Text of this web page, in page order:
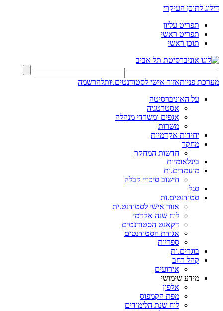
דילוג לתוכן העיקרי
תפריט עליון
תפריט ראשי
תוכן ראשי
מערכת פניותאזור אישי לסטודנטים.יותלהרשמה
על האוניברסיטה
אסטרטגיה
אגפים ומשרדי מנהלה
משרות
יחידות אקדמיות
מחקר
חדשות המחקר
בינלאומיות
מועמדים.ות
חישוב סיכויי קבלה
סגל
סטודנטים.ות
אזור אישי לסטודנט.ית
לוח שנה אקדמי
דקאנט הסטודנטים
אגודת הסטודנטים
ספריות
בוגרים.ות
קהל רחב
אירועים
מידע שימושי
אלפון
מפת הקמפוס
לוח שנת הלימודים